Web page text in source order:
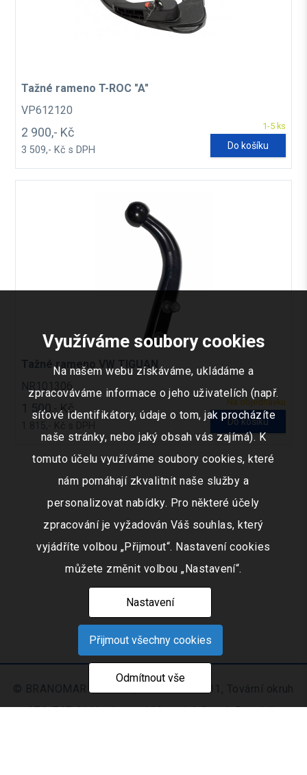
Tažné rameno T-ROC "A"
VP612120
1-5 ks
2 900,- Kč
3 509,- Kč s DPH Do košíku
Tažné rameno VW TIGUAN
NR101306
Na objednávku
1 500,- Kč
1 815,- Kč s DPH Do košíku
© BRANOMARKET s.r.o., IČO: 253 51 311, Tovární okruh
674, 747 41 Hradec nad Moravicí, Czech Republic
Využíváme soubory cookies
Na našem webu získáváme, ukládáme a
zpracováváme informace o jeho uživatelích (např.
síťové identifikátory, údaje o tom, jak procházíte
naše stránky, nebo jaký obsah vás zajímá). K
tomuto účelu využíváme soubory cookies, které
nám pomáhají zkvalitnit naše služby a
personalizovat nabídky. Pro některé účely
zpracování je vyžadován Váš souhlas, který
vyjádříte volbou „Přijmout“. Nastavení cookies
můžete změnit volbou „Nastavení“.
Nastavení
Přijmout všechny cookies
Odmítnout vše